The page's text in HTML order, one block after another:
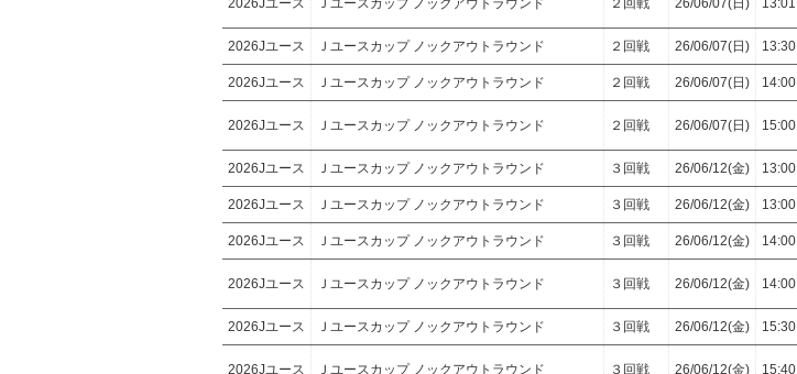
2026Jユース Ｊユースカップ ノックアウトラウンド ２回戦 26/06/07(日) 13:01
2026Jユース Ｊユースカップ ノックアウトラウンド ２回戦 26/06/07(日) 13:30
2026Jユース Ｊユースカップ ノックアウトラウンド ２回戦 26/06/07(日) 14:00
2026Jユース Ｊユースカップ ノックアウトラウンド ２回戦 26/06/07(日) 15:00
2026Jユース Ｊユースカップ ノックアウトラウンド ３回戦 26/06/12(金) 13:00
2026Jユース Ｊユースカップ ノックアウトラウンド ３回戦 26/06/12(金) 13:00
2026Jユース Ｊユースカップ ノックアウトラウンド ３回戦 26/06/12(金) 14:00
2026Jユース Ｊユースカップ ノックアウトラウンド ３回戦 26/06/12(金) 14:00
2026Jユース Ｊユースカップ ノックアウトラウンド ３回戦 26/06/12(金) 15:30
2026Jユース Ｊユースカップ ノックアウトラウンド ３回戦 26/06/12(金) 15:40